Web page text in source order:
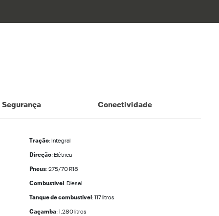
Segurança Conectividade
Tração : Integral
Direção : Elétrica
Pneus : 275/70 R18
Combustível : Diesel
Tanque de combustível : 117 litros
Caçamba : 1.280 litros